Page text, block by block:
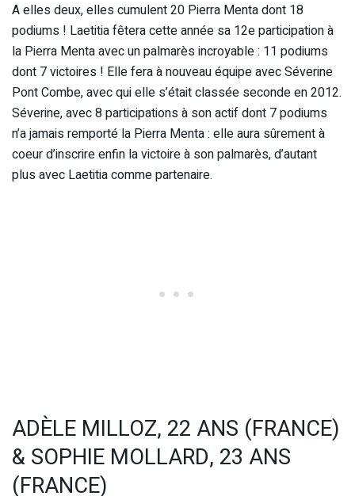
A elles deux, elles cumulent 20 Pierra Menta dont 18
podiums ! Laetitia fêtera cette année sa 12e participation à
la Pierra Menta avec un palmarès incroyable : 11 podiums
dont 7 victoires ! Elle fera à nouveau équipe avec Séverine
Pont Combe, avec qui elle s’était classée seconde en 2012.
Séverine, avec 8 participations à son actif dont 7 podiums
n’a jamais remporté la Pierra Menta : elle aura sûrement à
coeur d’inscrire enfin la victoire à son palmarès, d’autant
plus avec Laetitia comme partenaire.
ADÈLE MILLOZ, 22 ANS (FRANCE)
& SOPHIE MOLLARD, 23 ANS
(FRANCE)